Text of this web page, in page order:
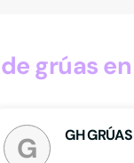
grúas
G GH GRÚAS